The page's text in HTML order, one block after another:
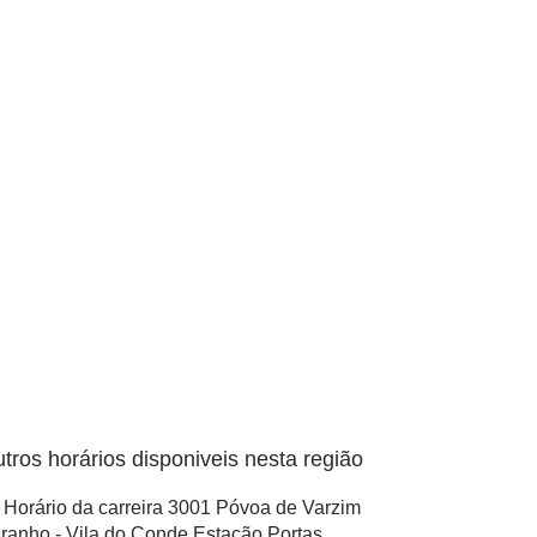
horários disponiveis nesta região
Horário da carreira 3001 Póvoa de Varzim